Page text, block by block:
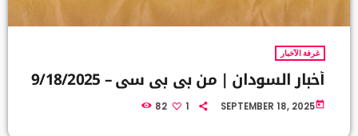
غرفة الآخبار
أخبار السودان | من بي بي سي – 9/18/2025
today
SEPTEMBER 18, 2025
82 1